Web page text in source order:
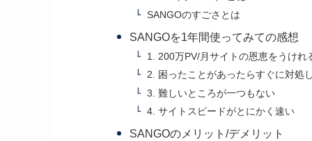
SANGOのすごさとは
SANGOを1年間使ってみての感想
1. 200万PV/月サイトの恩恵をうけれ
2. 困ったことがあったらすぐに対処
3. 難しいところが一つもない
4. サイトスピードがとにかく速い
SANGOのメリット/デメリット